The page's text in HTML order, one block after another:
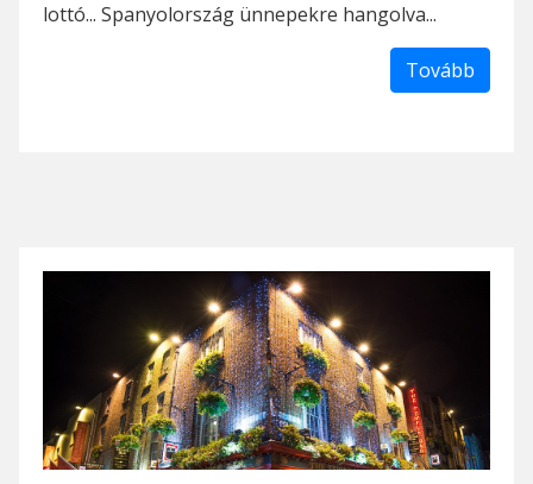
lottó... Spanyolország ünnepekre hangolva...
Tovább